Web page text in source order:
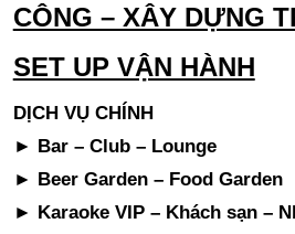
CÔNG – XÂY DỰNG
SET UP VẬN HÀNH
DỊCH VỤ CHÍNH
► Bar – Club – Lounge
► Beer Garden – Food Garden
► Karaoke VIP – Khách sạn –